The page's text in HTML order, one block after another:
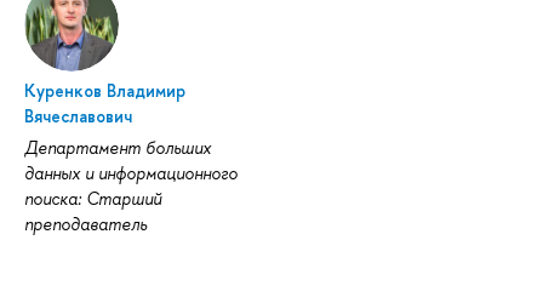
Куренков Владимир
Вячеславович
Департамент больших
данных и информационного
поиска: Старший
преподаватель